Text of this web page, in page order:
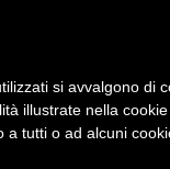
si avvalgono di
illustrate nella
a tutti o ad alcuni